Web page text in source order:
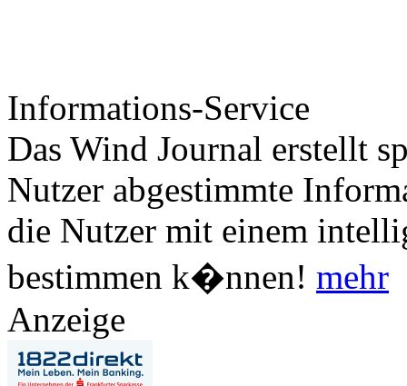
Informations-Service
Das Wind Journal erstellt
Nutzer abgestimmte
die Nutzer mit einem
bestimmen k�nnen! mehr
Anzeige